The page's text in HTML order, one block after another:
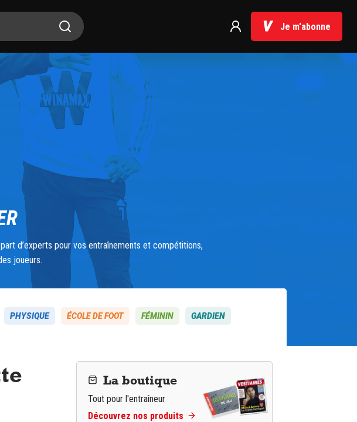
Je m'abonne
d’experts pour vos entraînements et compétitions,
joueurs.
PHYSIQUE ÉCOLE DE FOOT FÉMININ
GARDIEN
La boutique
Tout pour l'entraîneur
Découvrez nos produits